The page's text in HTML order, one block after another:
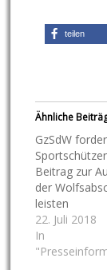
teilen
Ähnliche
GzSdW
Beitrag zur
der
leisten
22. Juli 2018
In